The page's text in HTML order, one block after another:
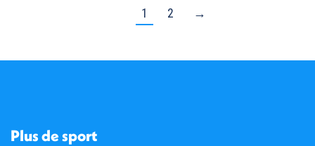
1 2 →
Plus de sport